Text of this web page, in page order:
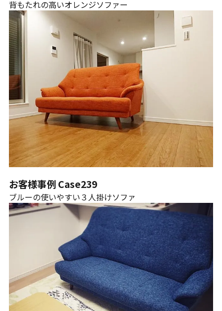
背もたれの高いオレンジソファー
お客様事例 Case239
ブルーの使いやすい３人掛けソファ